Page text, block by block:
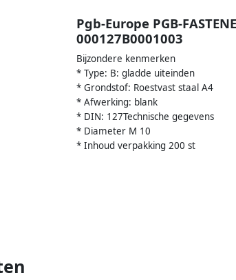
Pgb-Europe PGB-
000127B0001003
Bijzondere kenmerken
* Type: B: gladde uiteinden
* Grondstof: Roestvast staal A4
* Afwerking: blank
* DIN: 127Technische gegevens
* Diameter M 10
* Inhoud verpakking 200 st